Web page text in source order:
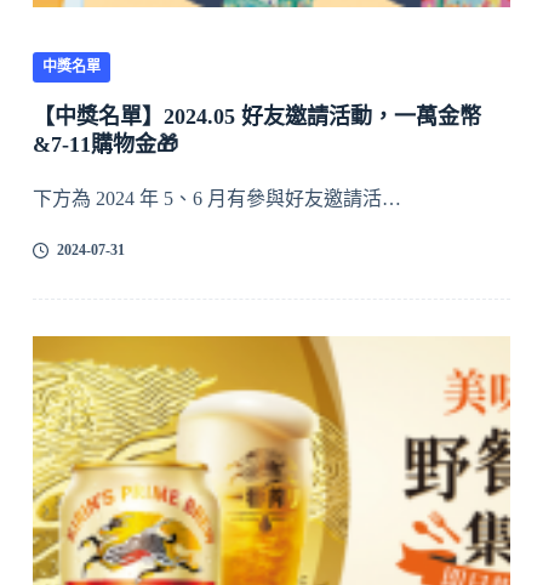
中獎名單
【中獎名單】2024.05 好友邀請活動，一萬金幣
&7-11購物金🎁
下方為 2024 年 5、6 月有參與好友邀請活…
2024-07-31